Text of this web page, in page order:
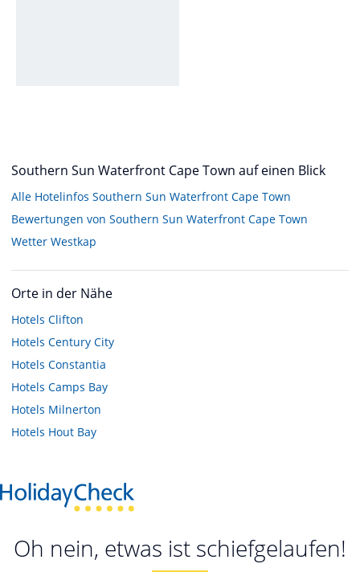
Southern Sun Waterfront Cape Town auf einen Blick
Alle Hotelinfos Southern Sun Waterfront Cape Town
Bewertungen von Southern Sun Waterfront Cape Town
Wetter Westkap
Orte in der Nähe
Hotels Clifton
Hotels Century City
Hotels Constantia
Hotels Camps Bay
Hotels Milnerton
Hotels Hout Bay
Oh nein, etwas ist schiefgelaufen!